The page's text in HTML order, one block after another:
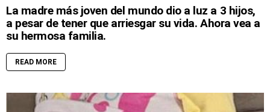
La madre más joven del mundo dio a luz a 3 hijos,
a pesar de tener que arriesgar su vida. Ahora vea a
su hermosa familia.
READ MORE